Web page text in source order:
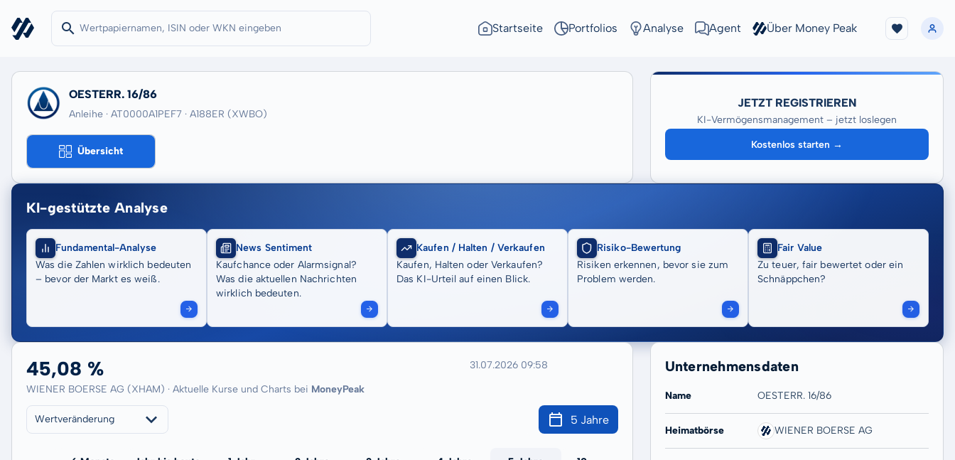
Startseite Portfolios Analyse Agent Über Money Peak
OESTERR. 16/86
Anleihe · AT0000A1PEF7 · A188ER (XWBO)
Übersicht
JETZT REGISTRIEREN
KI-Vermögensmanagement – jetzt loslegen
Kostenlos starten →
KI-gestützte Analyse
Fundamental-Analyse
Was die Zahlen wirklich bedeuten
– bevor der Markt es weiß.
News Sentiment
Kaufchance oder Alarmsignal?
Was die aktuellen Nachrichten
wirklich bedeuten.
Kaufen / Halten / Verkaufen
Kaufen, Halten oder Verkaufen?
Das KI-Urteil auf einen Blick.
Risiko-Bewertung
Risiken erkennen, bevor sie zum
Problem werden.
Fair Value
Zu teuer, fair bewertet oder ein
Schnäppchen?
45,08 %
WIENER BOERSE AG (XHAM) · Aktuelle Kurse und Charts bei MoneyPeak
31.07.2026 09:58
Wertveränderung 5 Jahre
Unternehmensdaten
Name OESTERR. 16/86
Heimatbörse WIENER BOERSE AG